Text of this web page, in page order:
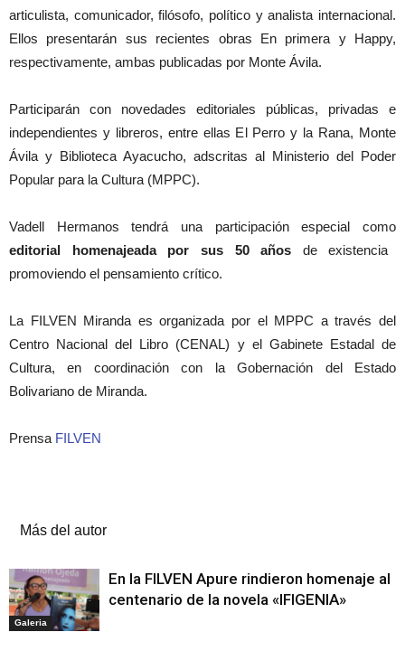
articulista, comunicador, filósofo, político y analista internacional.
Ellos presentarán sus recientes obras En primera y Happy,
respectivamente, ambas publicadas por Monte Ávila.
Participarán con novedades editoriales públicas, privadas e
independientes y libreros, entre ellas El Perro y la Rana, Monte
Ávila y Biblioteca Ayacucho, adscritas al Ministerio del Poder
Popular para la Cultura (MPPC).
Vadell Hermanos tendrá una participación especial como
editorial homenajeada por sus 50 años de existencia
promoviendo el pensamiento crítico.
La FILVEN Miranda es organizada por el MPPC a través del
Centro Nacional del Libro (CENAL) y el Gabinete Estadal de
Cultura, en coordinación con la Gobernación del Estado
Bolivariano de Miranda.
Prensa FILVEN
Más del autor
Galeria
En la FILVEN Apure rindieron homenaje al
centenario de la novela «IFIGENIA»